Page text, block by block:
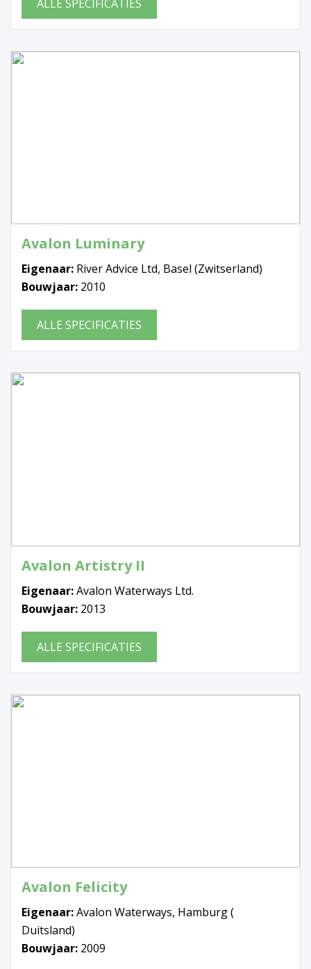
ALLE SPECIFICATIES
Avalon Luminary
Eigenaar: River Advice Ltd, Basel (Zwitserland)
Bouwjaar: 2010
ALLE SPECIFICATIES
Avalon Artistry II
Eigenaar:Avalon Waterways Ltd.
Bouwjaar: 2013
ALLE SPECIFICATIES
Avalon Felicity
Eigenaar:Avalon Waterways, Hamburg (
Duitsland)
Bouwjaar: 2009